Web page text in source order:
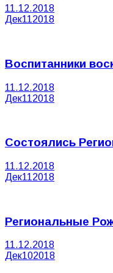
11.12.2018
Дек112018
Воспитанники
11.12.2018
Дек112018
Состоялись
11.12.2018
Дек112018
Региональные
11.12.2018
Дек102018